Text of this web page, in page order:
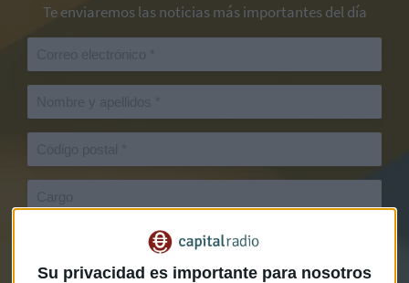
Su privacidad es importante para nosotros
Te enviaremos las noticias más importantes del día